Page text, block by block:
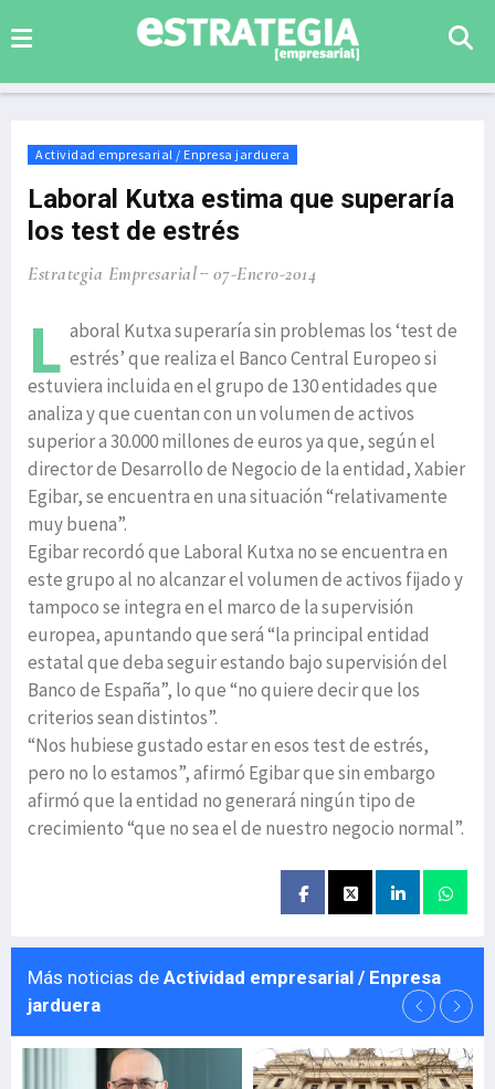
Actividad empresarial / Enpresa jarduera
Laboral Kutxa estima que superaría
los test de estrés
Estrategia Empresarial 07-Enero-2014
L aboral Kutxa superaría sin problemas los ‘test de
estrés’ que realiza el Banco Central Europeo si
estuviera incluida en el grupo de 130 entidades que
analiza y que cuentan con un volumen de activos
superior a 30.000 millones de euros ya que, según el
director de Desarrollo de Negocio de la entidad, Xabier
Egibar, se encuentra en una situación “relativamente
muy buena”.
Egibar recordó que Laboral Kutxa no se encuentra en
este grupo al no alcanzar el volumen de activos fijado y
tampoco se integra en el marco de la supervisión
europea, apuntando que será “la principal entidad
estatal que deba seguir estando bajo supervisión del
Banco de España”, lo que “no quiere decir que los
criterios sean distintos”.
“Nos hubiese gustado estar en esos test de estrés,
pero no lo estamos”, afirmó Egibar que sin embargo
afirmó que la entidad no generará ningún tipo de
crecimiento “que no sea el de nuestro negocio normal”.
Más noticias de Actividad empresarial / Enpresa
jarduera